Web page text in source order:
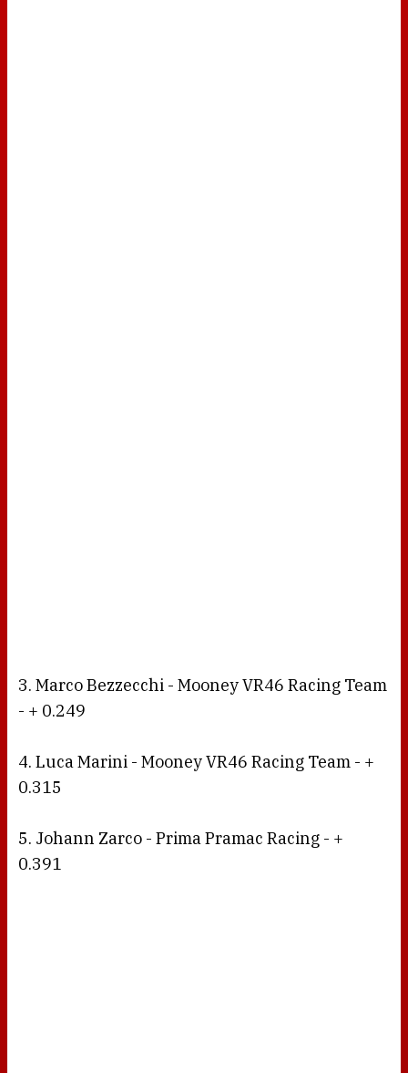
3. Marco Bezzecchi - Mooney VR46 Racing Team
- + 0.249
4. Luca Marini - Mooney VR46 Racing Team - +
0.315
5. Johann Zarco - Prima Pramac Racing - +
0.391